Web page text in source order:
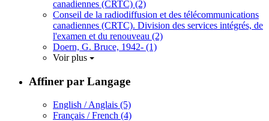
canadiennes (CRTC) (2)
Conseil de la radiodiffusion et des télécommunications
canadiennes (CRTC). Division des services intégrés, de
l'examen et du renouveau (2)
Doern, G. Bruce, 1942- (1)
Voir plus
Affiner par Langage
English / Anglais (5)
Français / French (4)